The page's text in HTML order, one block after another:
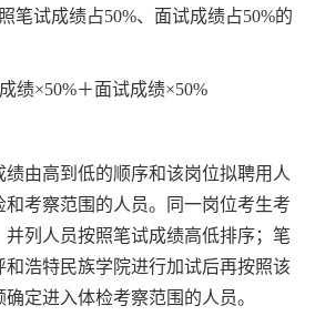
笔试成绩占50%、面试成绩占50%的
绩×50%＋面试成绩×50%
由高到低的顺序和该岗位拟聘用人
考察范围的人员。同一岗位考生考
列人员按照笔试成绩高低排序；笔
浩特民族学院进行加试后再按照该
定进入体检考察范围的人员。